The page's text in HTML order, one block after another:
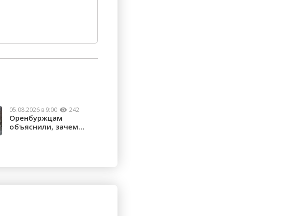
05.08.2026 в 9:00 242
Оренбуржцам
объяснили, зачем